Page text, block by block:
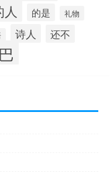
人 的是 礼物
诗人 还不